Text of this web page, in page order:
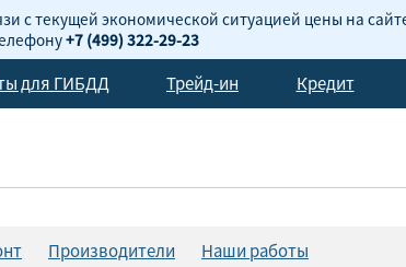
с текущей экономической ситуацией цены на
+7 (499) 322-29-23
для ГИБДД Трейд-ин Кредит
Производители Наши работы